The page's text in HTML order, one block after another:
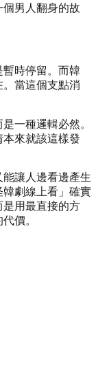
男人翻身的故
時停留。而韓
當這個支點消
一種邏輯必然。
來就該這樣發
讓人邊看邊產生
劇線上看」確實
用最直接的方
價。